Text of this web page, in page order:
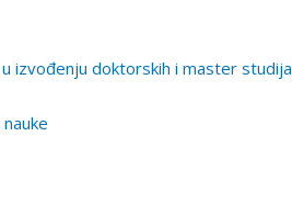
izvođenju doktorskih i master studija